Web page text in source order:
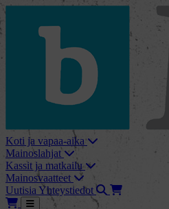
skip_to_content
bMore
Koti ja vapaa-aika
Mainoslahjat
Kassit ja matkailu
Mainosvaatteet
Uutisia Yhteystiedot HakuTarjouskori
Tarjouskori
Avaa